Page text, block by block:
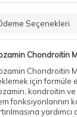
Seçenekleri
Chondroitin
Chondroitin
için formüle
kondroitin
fonksiyonlarının
yardımcı